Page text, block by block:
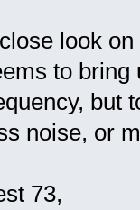
look
to bring
but
noise, or
73,